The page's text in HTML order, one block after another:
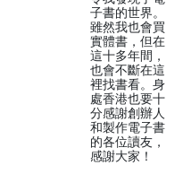
子書的世界。
雖然我也會買
實體書，但在
這十多年間，
也會不斷在這
裡找書看。身
處香港也要十
分感謝創辦人
和製作電子書
的各位讀友，
感謝大家！